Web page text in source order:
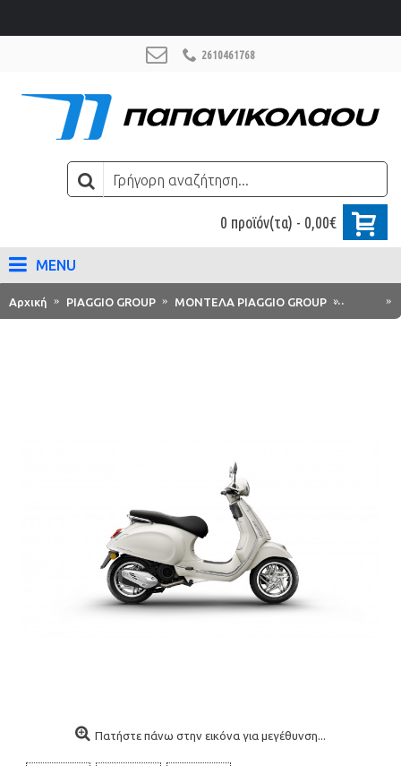
2610461768
0 προϊόν(τα) - 0,00€
MENU
Αρχική PIAGGIO GROUP ΜΟΝΤΕΛΑ PIAGGIO GROUP
Πατήστε πάνω στην εικόνα για μεγέθυνση...